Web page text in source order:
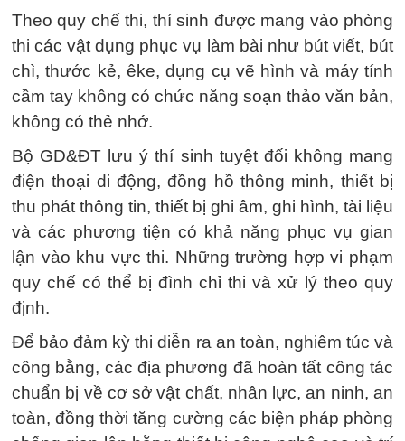
Theo quy chế thi, thí sinh được mang vào phòng
thi các vật dụng phục vụ làm bài như bút viết, bút
chì, thước kẻ, êke, dụng cụ vẽ hình và máy tính
cầm tay không có chức năng soạn thảo văn bản,
không có thẻ nhớ.
Bộ GD&ĐT lưu ý thí sinh tuyệt đối không mang
điện thoại di động, đồng hồ thông minh, thiết bị
thu phát thông tin, thiết bị ghi âm, ghi hình, tài liệu
và các phương tiện có khả năng phục vụ gian
lận vào khu vực thi. Những trường hợp vi phạm
quy chế có thể bị đình chỉ thi và xử lý theo quy
định.
Để bảo đảm kỳ thi diễn ra an toàn, nghiêm túc và
công bằng, các địa phương đã hoàn tất công tác
chuẩn bị về cơ sở vật chất, nhân lực, an ninh, an
toàn, đồng thời tăng cường các biện pháp phòng